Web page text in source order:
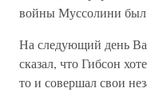
войны Муссолини был
На следующий день
сказал, что Гибсон
то и совершал свои